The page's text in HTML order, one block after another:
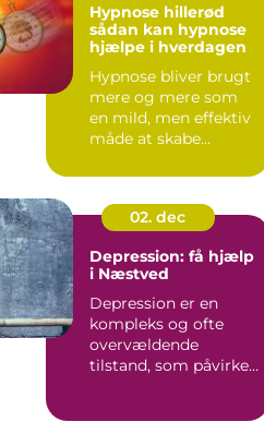
Hypnose hillerød
sådan kan hypnose
hjælpe i hverdagen
Hypnose bliver brugt
mere og mere som
en mild, men effektiv
måde at skabe
hverdagen. ...
02. dec
Depression: få hjælp
i Næstved
Depression er en
kompleks og ofte
overvældende
tilstand, som påvirker